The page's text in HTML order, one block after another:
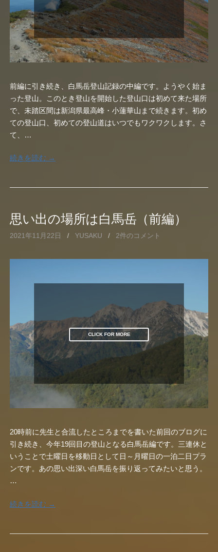
前編に引き続き、白馬岳登山記録の中編です。ようやく始ま
った登山。このとき登山を開始した登山口は初めて来た場所
で、未踏区間は新潟県最高峰・小蓮華山まで続きます。初め
ての登山口、初めての登山道はいつでもワクワクします。さ
て、…
続きを読む →
思い出の場所は白馬岳（前編）
2021年11月22日 / YUSAKU / 2件のコメント
CLICK FOR MORE
20時前に先生と合流したところまでを書いた前回のブログに
引き続き、今年19回目の登山となる白馬岳編です。三連休と
いうことで土曜日を移動日として日～月曜日の一泊二日プラ
ンです。あの思い出深い白馬岳を振り返ってみたいと思う。
…
続きを読む →